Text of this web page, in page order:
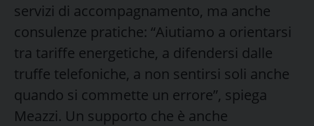
servizi di accompagnamento, ma anche
consulenze pratiche: “Aiutiamo a orientarsi
tra tariffe energetiche, a difendersi dalle
truffe telefoniche, a non sentirsi soli anche
quando si commette un errore”, spiega
Meazzi. Un supporto che è anche